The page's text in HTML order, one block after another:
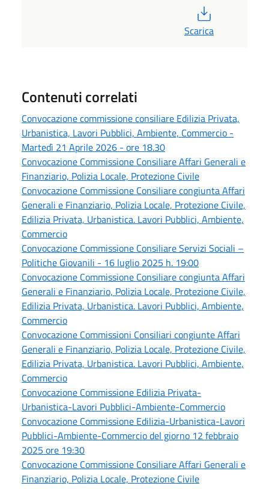
Scarica
Contenuti correlati
Convocazione commissione consiliare Edilizia Privata,
Urbanistica, Lavori Pubblici, Ambiente, Commercio -
Martedì 21 Aprile 2026 - ore 18.30
Convocazione Commissione Consiliare Affari Generali e
Finanziario, Polizia Locale, Protezione Civile
Convocazione Commissione Consiliare congiunta Affari
Generali e Finanziario, Polizia Locale, Protezione Civile,
Edilizia Privata, Urbanistica. Lavori Pubblici, Ambiente,
Commercio
Convocazione Commissione Consiliare Servizi Sociali –
Politiche Giovanili - 16 luglio 2025 h. 19:00
Convocazione Commissione Consiliare congiunta Affari
Generali e Finanziario, Polizia Locale, Protezione Civile,
Edilizia Privata, Urbanistica. Lavori Pubblici, Ambiente,
Commercio
Convocazione Commissioni Consiliari congiunte Affari
Generali e Finanziario, Polizia Locale, Protezione Civile,
Edilizia Privata, Urbanistica. Lavori Pubblici, Ambiente,
Commercio
Convocazione Commissione Edilizia Privata-
Urbanistica-Lavori Pubblici-Ambiente-Commercio
Convocazione Commissione Edilizia-Urbanistica-Lavori
Pubblici-Ambiente-Commercio del giorno 12 febbraio
2025 ore 19:30
Convocazione Commissione Consiliare Affari Generali e
Finanziario, Polizia Locale, Protezione Civile